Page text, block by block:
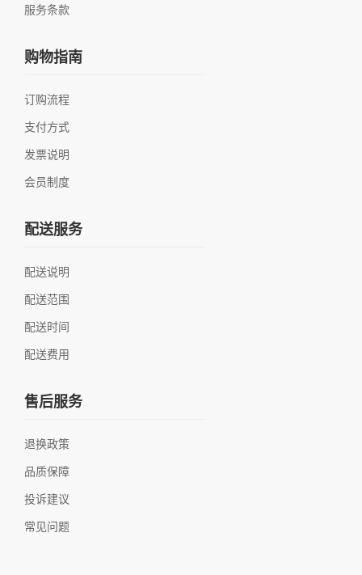
服务条款
购物指南
订购流程
支付方式
发票说明
会员制度
配送服务
配送说明
配送范围
配送时间
配送费用
售后服务
退换政策
品质保障
投诉建议
常见问题